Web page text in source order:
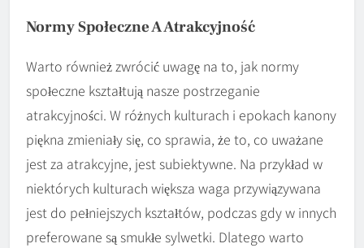
Normy Społeczne A Atrakcyjność
Warto również zwrócić uwagę na to, jak normy
społeczne kształtują nasze postrzeganie
atrakcyjności. W różnych kulturach i epokach kanony
piękna zmieniały się, co sprawia, że to, co uważane
jest za atrakcyjne, jest subiektywne. Na przykład w
niektórych kulturach większa waga przywiązywana
jest do pełniejszych kształtów, podczas gdy w innych
preferowane są smukłe sylwetki. Dlatego warto